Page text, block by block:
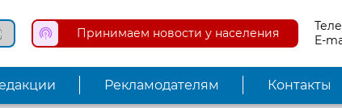
Принимаем новости у населения
E-
Рекламодателям Контакты